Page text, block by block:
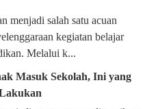
menjadi salah satu acuan
kegiatan belajar
Melalui k...
Masuk Sekolah, Ini yang